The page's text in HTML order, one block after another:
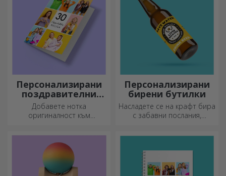
Персонализирани
поздравителни
картички и
картички
Добавете нотка
оригиналност към
подарите. Допълнете
подаръка с
персонализирана картичка
или поздравителна
картичка.
Персонализирани
бирени бутилки
Насладете се на крафт бира
с забавни послания,